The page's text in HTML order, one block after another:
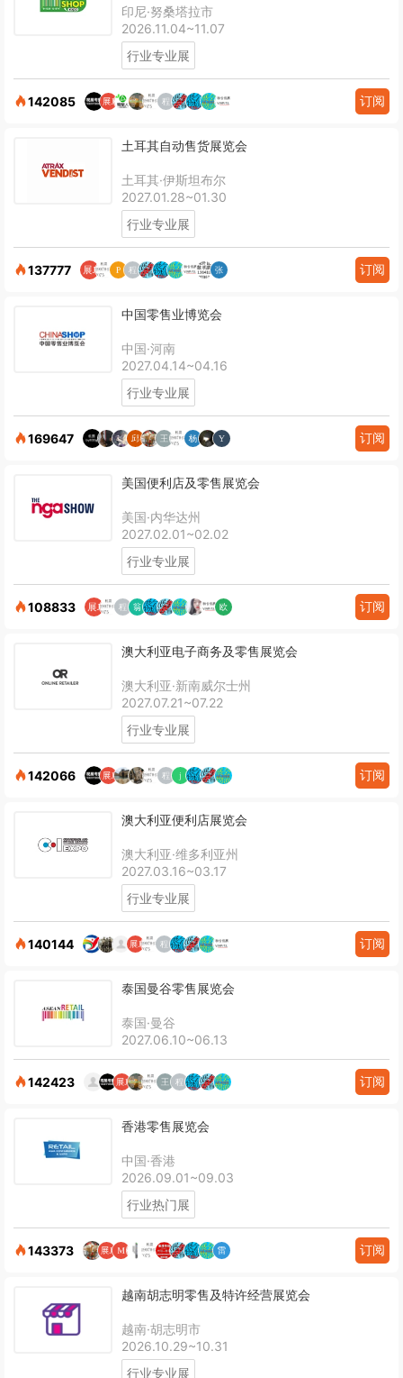
印尼·努桑塔拉市
2026.11.04~11.07
行业专业展
142085 订阅
土耳其自动售货展览会
土耳其·伊斯坦布尔
2027.01.28~01.30
行业专业展
137777 订阅
中国零售业博览会
中国·河南
2027.04.14~04.16
行业专业展
169647 订阅
美国便利店及零售展览会
美国·内华达州
2027.02.01~02.02
行业专业展
108833 订阅
澳大利亚电子商务及零售展览会
澳大利亚·新南威尔士州
2027.07.21~07.22
行业专业展
142066 订阅
澳大利亚便利店展览会
澳大利亚·维多利亚州
2027.03.16~03.17
行业专业展
140144 订阅
泰国曼谷零售展览会
泰国·曼谷
2027.06.10~06.13
142423 订阅
香港零售展览会
中国·香港
2026.09.01~09.03
行业热门展
143373 订阅
越南胡志明零售及特许经营展览会
越南·胡志明市
2026.10.29~10.31
行业专业展